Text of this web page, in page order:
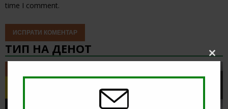
time I comment.
ТИП НА ДЕНОТ
Close